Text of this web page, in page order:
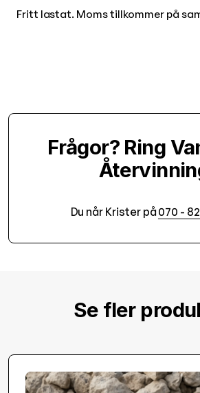
Fritt lastat. Moms tillkommer på
Frågor? Ring
Du når Krister på070 -
Se fler